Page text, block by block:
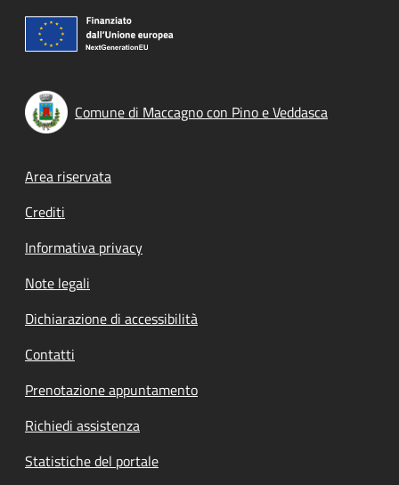
Comune di Maccagno con Pino e Veddasca
Footer menu
Area riservata
Crediti
Informativa privacy
Note legali
Dichiarazione di accessibilità
Contatti
Prenotazione appuntamento
Richiedi assistenza
Statistiche del portale